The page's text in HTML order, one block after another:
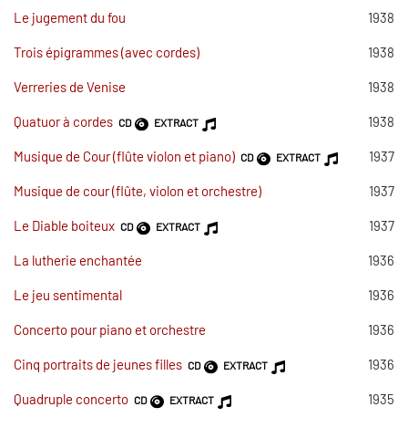
Le jugement du fou 1938
Trois épigrammes (avec cordes) 1938
Verreries de Venise 1938
Quatuor à cordes CD EXTRACT 1938
Musique de Cour (flûte violon et piano) CD EXTRACT 1937
Musique de cour (flûte, violon et orchestre) 1937
Le Diable boiteux CD EXTRACT 1937
La lutherie enchantée 1936
Le jeu sentimental 1936
Concerto pour piano et orchestre 1936
Cinq portraits de jeunes filles CD EXTRACT 1936
Quadruple concerto CD EXTRACT 1935